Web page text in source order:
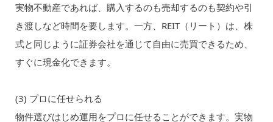
実物不動産であれば、購入するのも売却するのも契約や引
き渡しなど時間を要します。一方、REIT（リート）は、株
式と同じように証券会社を通じて自由に売買できるため、
すぐに現金化できます。
(3) プロに任せられる
物件選びはじめ運用をプロに任せることができます。実物